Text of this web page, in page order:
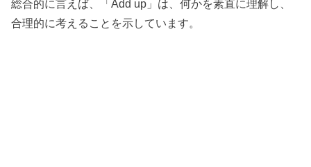
総合的に言えば、「Add up」は、何かを素直に理解し、
合理的に考えることを示しています。